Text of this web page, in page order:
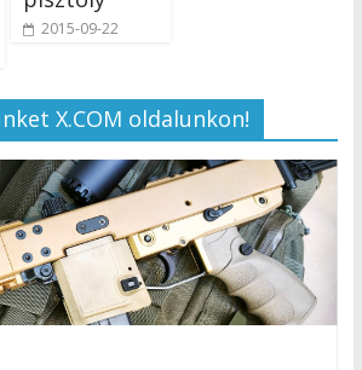
2015-09-22
X.COM oldalunkon!